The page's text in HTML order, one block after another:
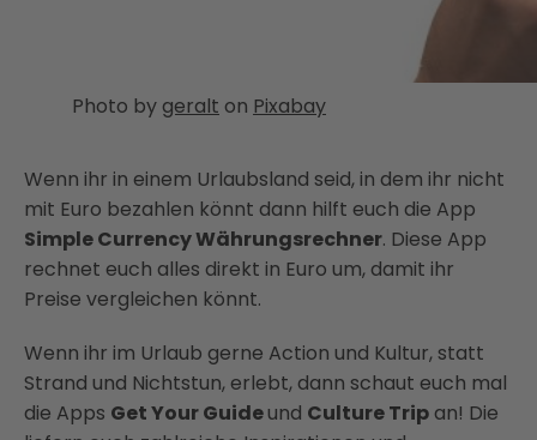
Photo by geralt on Pixabay
Wenn ihr in einem Urlaubsland seid, in dem ihr nicht
mit Euro bezahlen könnt dann hilft euch die App
Simple Currency Währungsrechner. Diese App
rechnet euch alles direkt in Euro um, damit ihr
Preise vergleichen könnt.
Wenn ihr im Urlaub gerne Action und Kultur, statt
Strand und Nichtstun, erlebt, dann schaut euch mal
die Apps Get Your Guideund Culture Trip an! Die